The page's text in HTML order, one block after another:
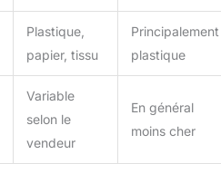
Plastique,
papier, tissu
Principalement
plastique
Variable
selon le
vendeur
En général
moins cher